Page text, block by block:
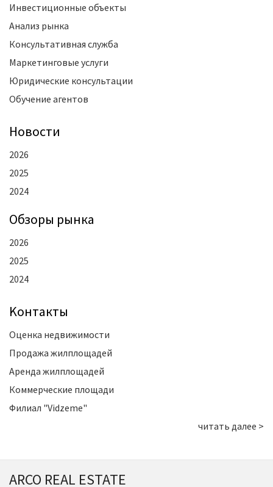
Инвестиционные объекты
Анализ рынка
Консультативная служба
Маркетинговые услуги
Юридические консультации
Обучение агентов
Новости
2026
2025
2024
Oбзоры рынка
2026
2025
2024
Kонтакты
Оценка недвижимости
Продажа жилплощадей
Аренда жилплощадей
Коммерческие площади
Филиал "Vidzeme"
читать далее >
ARCO REAL ESTATE